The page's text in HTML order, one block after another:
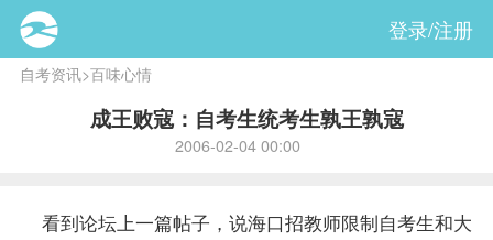
登录/注册
自考资讯>百味心情
成王败寇：自考生统考生孰王孰寇
2006-02-04 00:00
看到论坛上一篇帖子，说海口招教师限制自考生和大